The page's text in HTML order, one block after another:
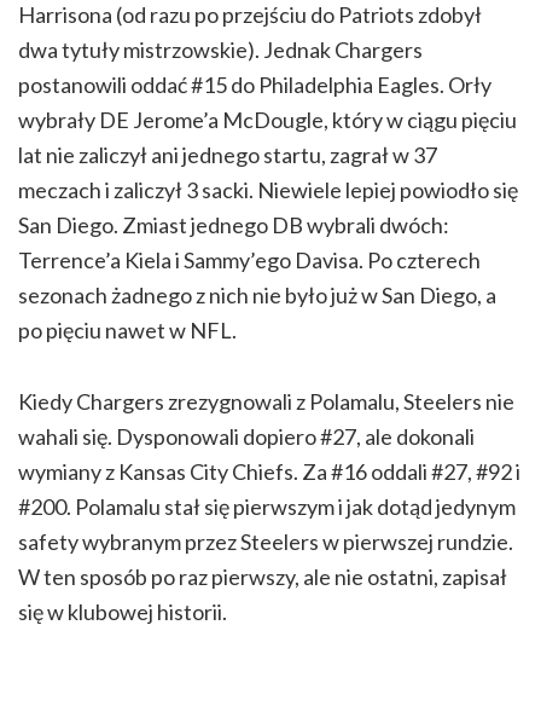
Harrisona (od razu po przejściu do Patriots zdobył
dwa tytuły mistrzowskie). Jednak Chargers
postanowili oddać #15 do Philadelphia Eagles. Orły
wybrały DE Jerome’a McDougle, który w ciągu pięciu
lat nie zaliczył ani jednego startu, zagrał w 37
meczach i zaliczył 3 sacki. Niewiele lepiej powiodło się
San Diego. Zmiast jednego DB wybrali dwóch:
Terrence’a Kiela i Sammy’ego Davisa. Po czterech
sezonach żadnego z nich nie było już w San Diego, a
po pięciu nawet w NFL.
Kiedy Chargers zrezygnowali z Polamalu, Steelers nie
wahali się. Dysponowali dopiero #27, ale dokonali
wymiany z Kansas City Chiefs. Za #16 oddali #27, #92 i
#200. Polamalu stał się pierwszym i jak dotąd jedynym
safety wybranym przez Steelers w pierwszej rundzie.
W ten sposób po raz pierwszy, ale nie ostatni, zapisał
się w klubowej historii.